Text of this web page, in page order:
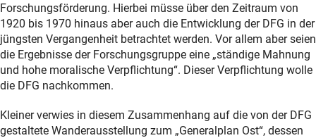
Forschungsförderung. Hierbei müsse über den Zeitraum von
1920 bis 1970 hinaus aber auch die Entwicklung der DFG in der
jüngsten Vergangenheit betrachtet werden. Vor allem aber seien
die Ergebnisse der Forschungsgruppe eine „ständige Mahnung
und hohe moralische Verpflichtung“. Dieser Verpflichtung wolle
die DFG nachkommen.
Kleiner verwies in diesem Zusammenhang auf die von der DFG
gestaltete Wanderausstellung zum „Generalplan Ost“, dessen